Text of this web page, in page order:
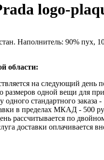
logo-
Наполнитель: 90% пух,
области:
на следующий день
размеров одной вещи для
стандартного заказа
в пределах МКАД - 500
рассчитывается по
доставки оплачивается